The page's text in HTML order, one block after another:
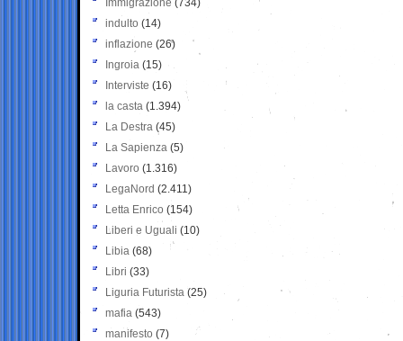
Immigrazione (734)
indulto (14)
inflazione (26)
Ingroia (15)
Interviste (16)
la casta (1.394)
La Destra (45)
La Sapienza (5)
Lavoro (1.316)
LegaNord (2.411)
Letta Enrico (154)
Liberi e Uguali (10)
Libia (68)
Libri (33)
Liguria Futurista (25)
mafia (543)
manifesto (7)